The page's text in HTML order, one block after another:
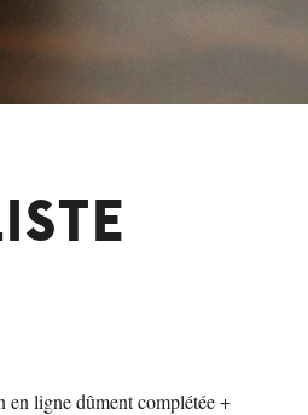
en ligne dûment complétée +